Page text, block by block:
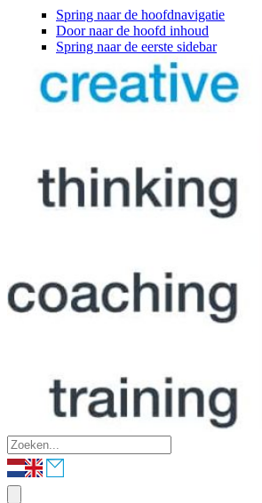
Spring naar de hoofdnavigatie
Door naar de hoofd inhoud
Spring naar de eerste sidebar